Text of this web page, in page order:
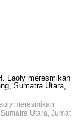
meresmikan
Utara, Jumat